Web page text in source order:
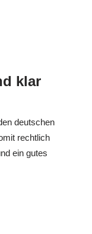
klar
deutschen
rechtlich
ein gutes